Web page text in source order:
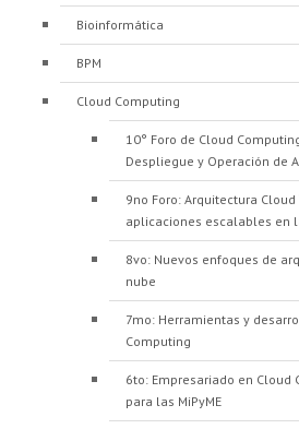
Bioinformática
BPM
Cloud Computing
10° Foro de Cloud
Despliegue y Operación de
9no Foro: Arquitectura
aplicaciones escalables en
8vo: Nuevos enfoques de
nube
7mo: Herramientas y
Computing
6to: Empresariado en Cloud
para las MiPyME